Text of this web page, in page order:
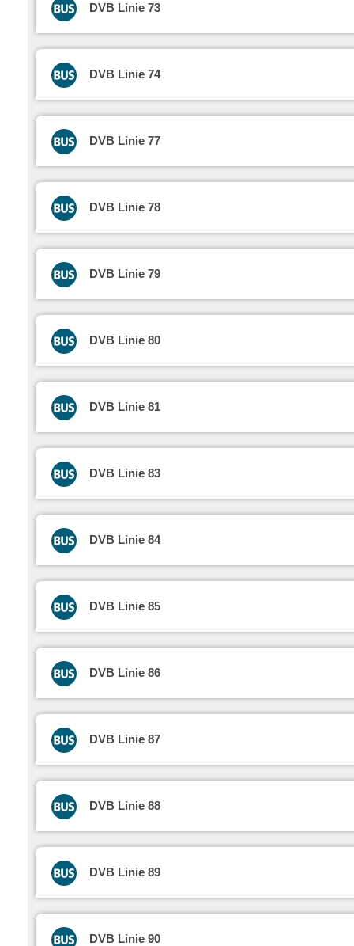
DVB Linie 73
DVB Linie 74
DVB Linie 77
DVB Linie 78
DVB Linie 79
DVB Linie 80
DVB Linie 81
DVB Linie 83
DVB Linie 84
DVB Linie 85
DVB Linie 86
DVB Linie 87
DVB Linie 88
DVB Linie 89
DVB Linie 90